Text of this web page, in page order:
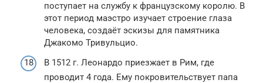
поступает на службу к французскому королю. В
этот период маэстро изучает строение глаза
человека, создаёт эскизы для памятника
Джакомо Тривульцио.
В 1512 г. Леонардо приезжает в Рим, где
проводит 4 года. Ему покровительствует папа